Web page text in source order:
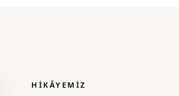
HIKÂYEMIZ